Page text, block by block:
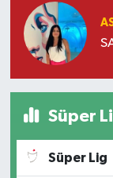
Süper
Süper Lig